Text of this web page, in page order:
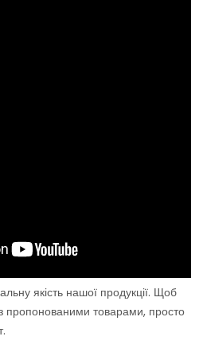
якість нашої продукції. Щоб
пропонованими товарами, просто